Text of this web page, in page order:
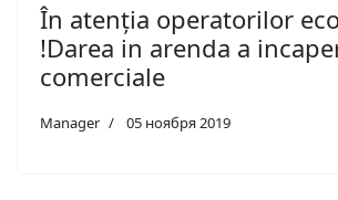
În atenția operatorilor
!Darea in arenda a
comerciale
Manager 05 ноября 2019